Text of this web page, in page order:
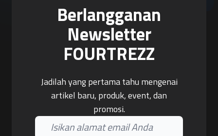
Berlangganan
Newsletter
FOURTREZZ
Jadilah yang pertama tahu mengenai
artikel baru, produk, event, dan
promosi.